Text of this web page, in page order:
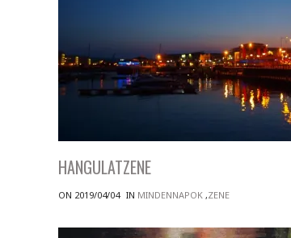
HANGULATZENE
ON 2019/04/04 IN MINDENNAPOK ,ZENE